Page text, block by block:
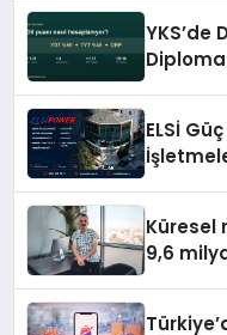
YKS’de
ELSİ
Küresel
9,6